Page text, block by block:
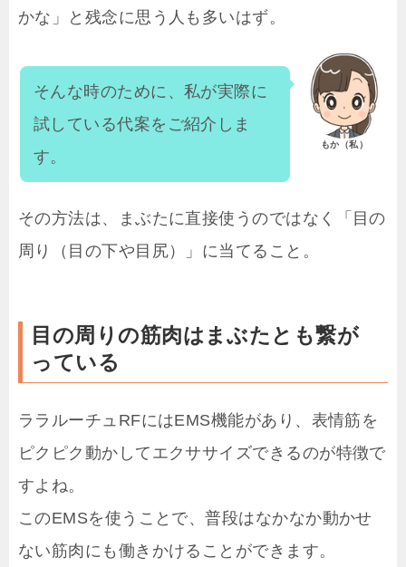
かな」と残念に思う人も多いはず。
そんな時のために、私が実際に
試している代案をご紹介しま
す。
もか（私）
その方法は、まぶたに直接使うのではなく「目の
周り（目の下や目尻）」に当てること。
目の周りの筋肉はまぶたとも繋が
っている
ララルーチュRFにはEMS機能があり、表情筋を
ピクピク動かしてエクササイズできるのが特徴で
すよね。
このEMSを使うことで、普段はなかなか動かせ
ない筋肉にも働きかけることができます。